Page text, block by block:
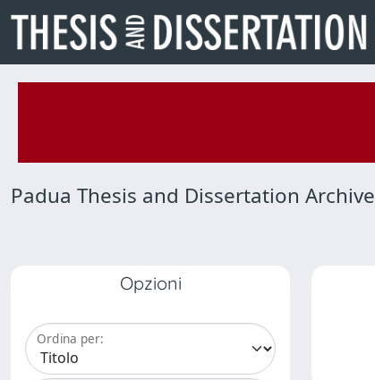
Padua Thesis and Dissertation Archive
Opzioni
Ordina per: